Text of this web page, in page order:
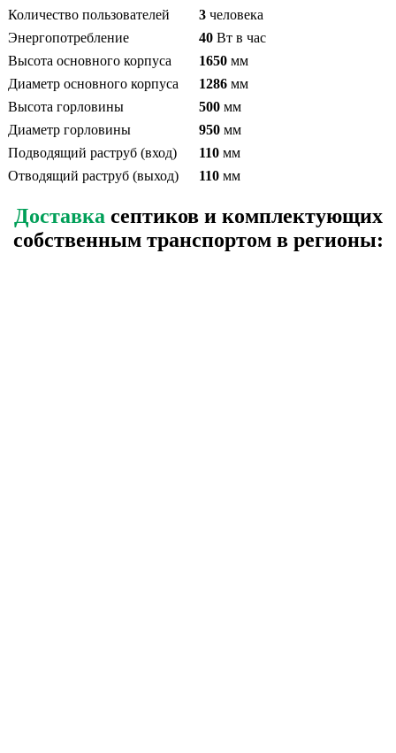
Количество пользователей
3 человека
Энергопотребление
40 Вт в час
Высота основного корпуса
1650 мм
Диаметр основного корпуса
1286 мм
Высота горловины
500 мм
Диаметр горловины
950 мм
Подводящий раструб (вход)
110 мм
Отводящий раструб (выход)
110 мм
Доставка септиков и комплектующих
собственным транспортом в регионы: